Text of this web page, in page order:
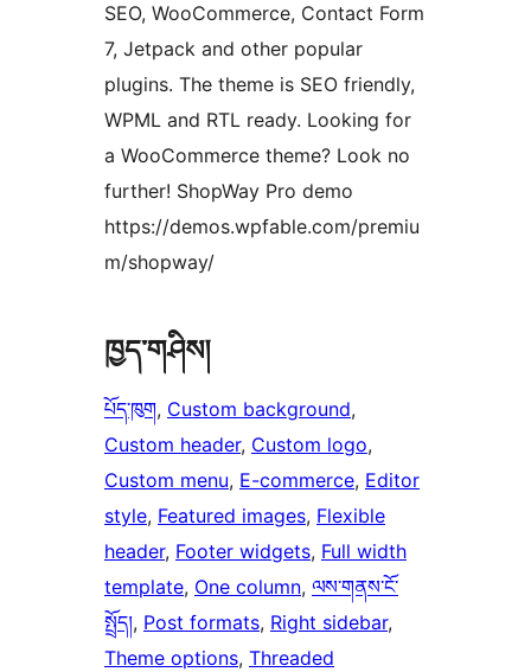
SEO, WooCommerce, Contact Form
7, Jetpack and other popular
plugins. The theme is SEO friendly,
WPML and RTL ready. Looking for
a WooCommerce theme? Look no
further! ShopWay Pro demo
https://demos.wpfable.com/premiu
m/shopway/
ཁྱད་གཤིས།
པོད་ཁུག, Custom background
Custom header, Custom logo
Custom menu, E-commerce, Editor
style, Featured images, Flexible
header, Footer widgets, Full width
template, One column, ལས་གནས་ངོ་
སྤྲོད།, Post formats, Right sidebar
Theme options, Threaded